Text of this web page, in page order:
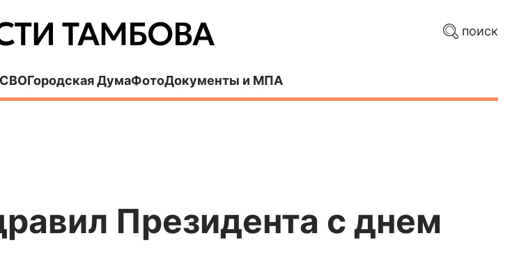
поиск
СВОГородская ДумаФотоДокументы и МПА
Президента с днем